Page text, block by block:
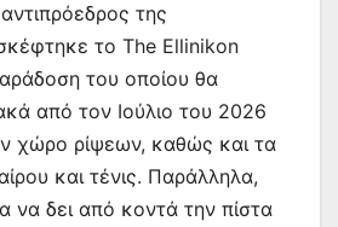
της
το The Ellinikon
του οποίου θα
από τον Ιούλιο του 2026
χώρο ρίψεων, καθώς και τα
και τένις. Παράλληλα,
να δει από κοντά την πίστα